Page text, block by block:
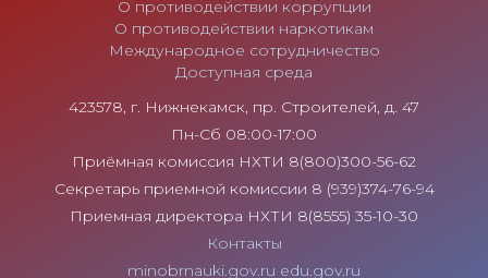
О противодействии коррупции
О противодействии наркотикам
Международное сотрудничество
Доступная среда
423578, г. Нижнекамск, пр. Строителей, д. 47
Пн-Сб 08:00-17:00
Приёмная комиссия НХТИ 8(800)300-56-62
Секретарь приемной комиссии 8 (939)374-76-94
Приемная директора НХТИ 8(8555) 35-10-30
Контакты
minobrnauki.gov.ru edu.gov.ru